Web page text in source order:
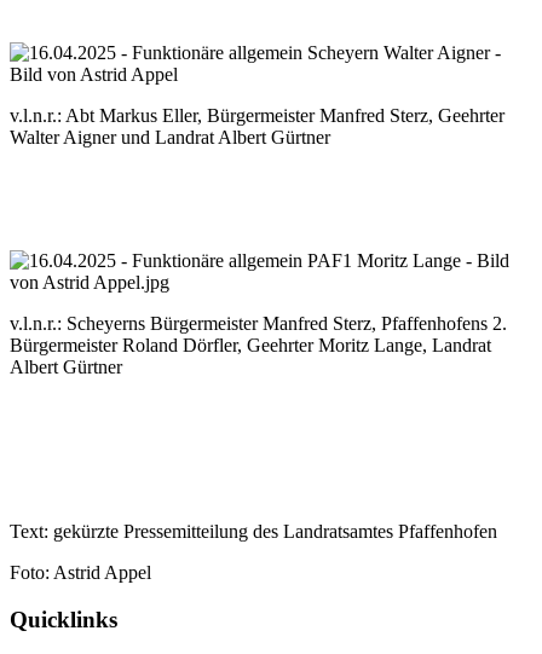
v.l.n.r.: Abt Markus Eller, Bürgermeister Manfred Sterz, Geehrter
Walter Aigner und Landrat Albert Gürtner
v.l.n.r.: Scheyerns Bürgermeister Manfred Sterz, Pfaffenhofens 2.
Bürgermeister Roland Dörfler, Geehrter Moritz Lange, Landrat
Albert Gürtner
Text: gekürzte Pressemitteilung des Landratsamtes Pfaffenhofen
Foto: Astrid Appel
Quicklinks